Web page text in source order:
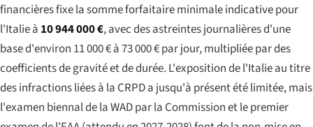
financières fixe la somme forfaitaire minimale indicative pour
l'Italie à 10 944 000 €, avec des astreintes journalières d'une
base d'environ 11 000 € à 73 000 € par jour, multipliée par des
coefficients de gravité et de durée. L'exposition de l'Italie au titre
des infractions liées à la CRPD a jusqu'à présent été limitée, mais
l'examen biennal de la WAD par la Commission et le premier